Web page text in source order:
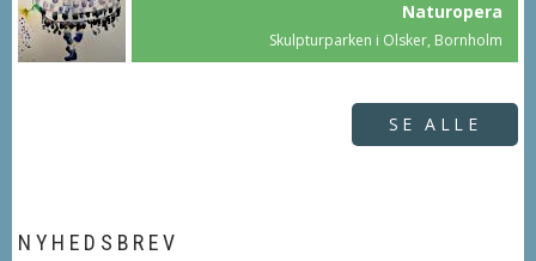
Naturopera
Skulpturparken i Olsker, Bornholm
SE ALLE
NYHEDSBREV